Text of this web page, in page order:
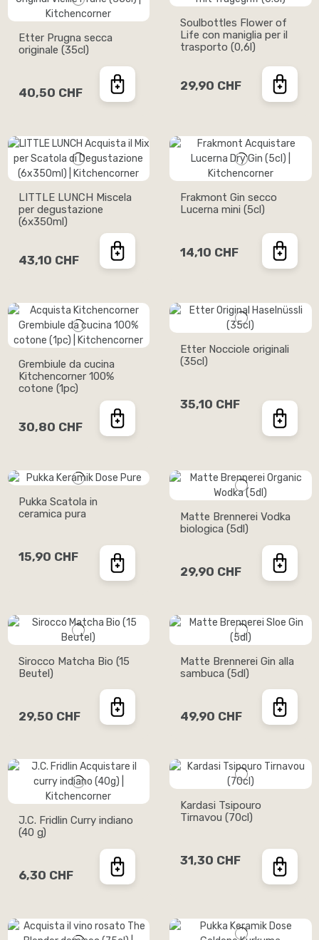
Etter Prugna secca
originale (35cl)
40,50 CHF
Soulbottles Flower of
Life con maniglia per il
trasporto (0,6l)
29,90 CHF
LITTLE LUNCH Miscela
per degustazione
(6x350ml)
43,10 CHF
Frakmont Gin secco
Lucerna mini (5cl)
14,10 CHF
Grembiule da cucina
Kitchencorner 100%
cotone (1pc)
30,80 CHF
Etter Nocciole originali
(35cl)
35,10 CHF
Pukka Scatola in
ceramica pura
15,90 CHF
Matte Brennerei Vodka
biologica (5dl)
29,90 CHF
Sirocco Matcha Bio (15
Beutel)
29,50 CHF
Matte Brennerei Gin alla
sambuca (5dl)
49,90 CHF
J.C. Fridlin Curry indiano
(40 g)
6,30 CHF
Kardasi Tsipouro
Tirnavou (70cl)
31,30 CHF